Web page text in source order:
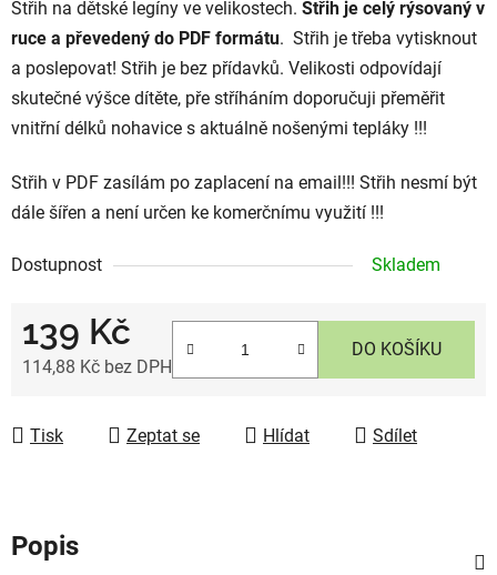
Střih na dětské legíny ve velikostech. Střih je celý rýsovaný v
ruce a převedený do PDF formátu. Střih je třeba vytisknout
a poslepovat! Střih je bez přídavků. Velikosti odpovídají
skutečné výšce dítěte, pře stříháním doporučuji přeměřit
vnitřní délků nohavice s aktuálně nošenými tepláky !!!
Střih v PDF zasílám po zaplacení na email!!! Střih nesmí být
dále šířen a není určen ke komerčnímu využití !!!
Dostupnost Skladem
139 Kč
114,88 Kč bez DPH
DO KOŠÍKU
Tisk Zeptat se Hlídat Sdílet
Popis